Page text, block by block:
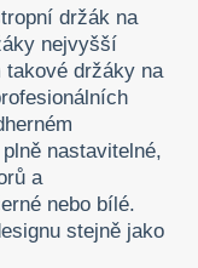
držák na
nejvyšší
takové držáky na
nastavitelné,
a
nebo bílé.
stejně jako